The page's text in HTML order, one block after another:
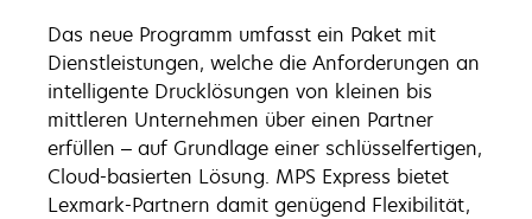
Das neue Programm umfasst ein Paket mit
Dienstleistungen, welche die Anforderungen an
intelligente Drucklösungen von kleinen bis
mittleren Unternehmen über einen Partner
erfüllen – auf Grundlage einer schlüsselfertigen,
Cloud-basierten Lösung. MPS Express bietet
Lexmark-Partnern damit genügend Flexibilität,